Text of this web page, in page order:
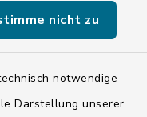
nicht zu
notwendige
Darstellung unserer